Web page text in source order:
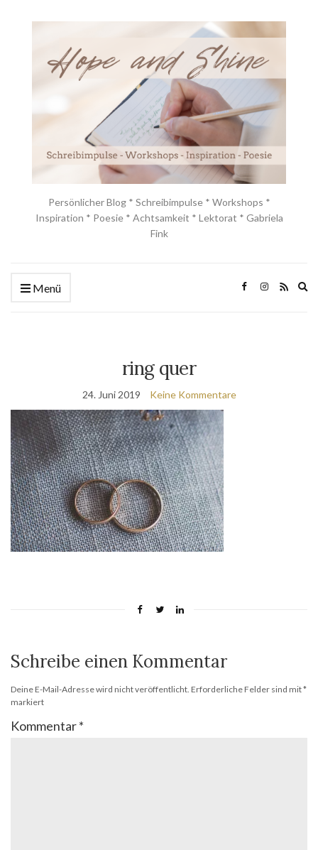
Persönlicher Blog * Schreibimpulse * Workshops *
Inspiration * Poesie * Achtsamkeit * Lektorat * Gabriela
Fink
Menü
ring quer
24. Juni 2019 Keine Kommentare
Schreibe einen Kommentar
Deine E-Mail-Adresse wird nicht veröffentlicht. Erforderliche Felder sind mit*
markiert
Kommentar*